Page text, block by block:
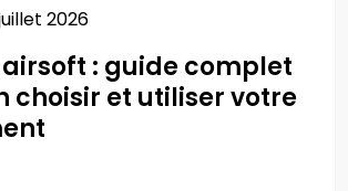
2026
: guide complet
choisir et utiliser votre